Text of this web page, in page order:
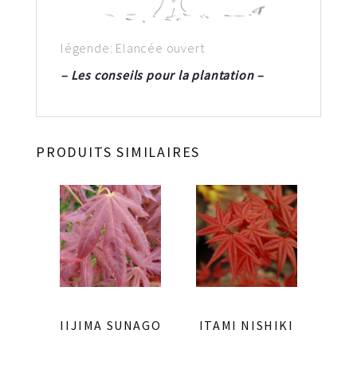
légende: Elancée ouvert
– Les conseils pour la plantation –
PRODUITS SIMILAIRES
IIJIMA SUNAGO ITAMI NISHIKI